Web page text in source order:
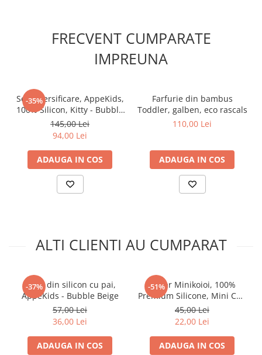
FRECVENT CUMPARATE
IMPREUNA
-35%
Set Diversificare, AppeKids,
100% Silicon, Kitty - Bubble
Beige
145,00 Lei
94,00 Lei
ADAUGA IN COS
Farfurie din bambus
Toddler, galben, eco rascals
110,00 Lei
ADAUGA IN COS
ALTI CLIENTI AU CUMPARAT
-37%
Cana din silicon cu pai,
AppeKids - Bubble Beige
57,00 Lei
36,00 Lei
ADAUGA IN COS
-51%
Pahar Minikoioi, 100%
Premium Silicone, Mini Cup
– Velvet Rose
45,00 Lei
22,00 Lei
ADAUGA IN COS